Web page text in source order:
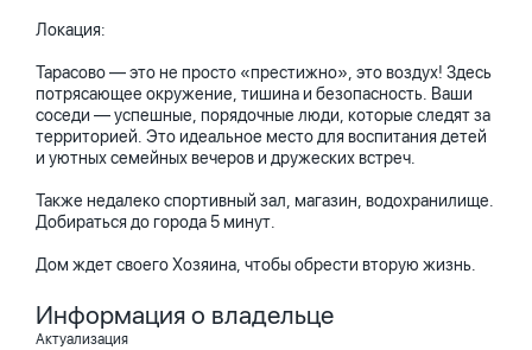
Локация:
Тарасово — это не просто «престижно», это воздух! Здесь
потрясающее окружение, тишина и безопасность. Ваши
соседи — успешные, порядочные люди, которые следят за
территорией. Это идеальное место для воспитания детей
и уютных семейных вечеров и дружеских встреч.
Также недалеко спортивный зал, магазин, водохранилище.
Добираться до города 5 минут.
Дом ждет своего Хозяина, чтобы обрести вторую жизнь.
Информация о владельце
Актуализация